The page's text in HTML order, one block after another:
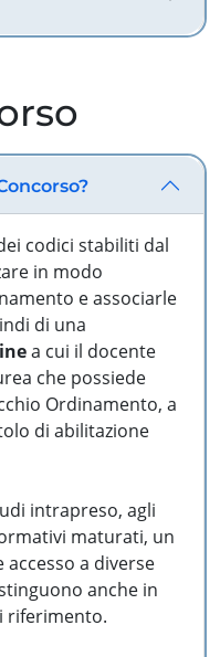
codici stabiliti dal
in modo
e associarle
di una
a cui il docente
che possiede
Ordinamento, a
di abilitazione
intrapreso, agli
maturati, un
a diverse
anche in
riferimento.